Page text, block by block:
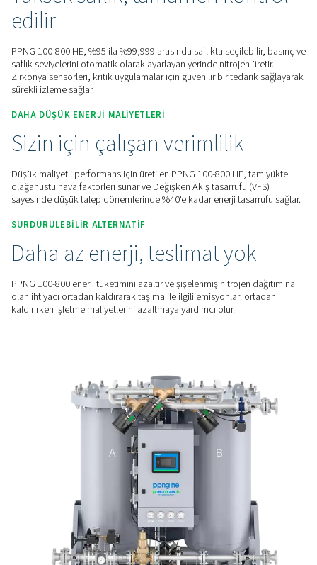
Ana Sayfa Sahada Gas Üretimi
Azot Jeneratörleri
PSA Nitrojen Jeneratörleri
PPNG 100-800 HE
Yüksek saflık, tamamen
edilir
PPNG 100-800 HE, %95 ila %99,999 arasında saflıkta
saflık seviyelerini otomatik olarak ayarlayan yerinde nitrojen
Zirkonya sensörleri, kritik uygulamalar için güvenilir bir
sürekli izleme sağlar.
DAHA DÜŞÜK ENERJI MALIYETLERI
Düşük maliyetli performans için üretilen PPNG 100-800 HE,
olağanüstü hava faktörleri sunar ve Değişken Akış tasarrufu
sayesinde düşük talep dönemlerinde %40'e kadar enerji
SÜRDÜRÜLEBILIR ALTERNATIF
Daha az enerji, teslimat
PPNG 100-800 enerji tüketimini azaltır ve şişelenmiş nitrojen
olan ihtiyacı ortadan kaldırarak taşıma ile ilgili emisyonları
kaldırırken işletme maliyetlerini azaltmaya yardımcı olur.